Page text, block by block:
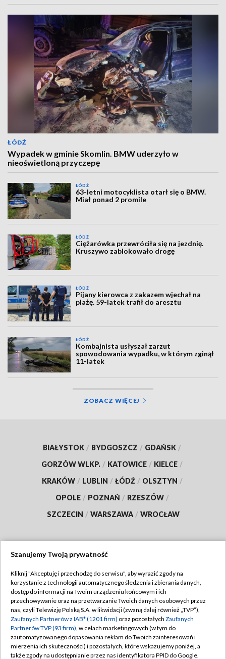
ŁÓDŹ
Wypadek w gminie Skomlin. BMW uderzyło w
nieoświetloną przyczepę
ŁÓDŹ
63-letni motocyklista otarł się o BMW.
Miał ponad 2 promile
ŁÓDŹ
Ciężarówka przewróciła się na jezdnię.
Kruszywo zablokowało drogę
ŁÓDŹ
Pijany kierowca z zakazem wjechał na
plażę. 59-latek trafił do aresztu
ŁÓDŹ
Kombajnista usłyszał zarzut
spowodowania wypadku, w którym zginął
11-latek
ZOBACZ WIĘCEJ
BIAŁYSTOK / BYDGOSZCZ / GDAŃSK /
GORZÓW WLKP. / KATOWICE / KIELCE /
KRAKÓW / LUBLIN / ŁÓDŹ / OLSZTYN /
OPOLE / POZNAŃ / RZESZÓW /
SZCZECIN / WARSZAWA / WROCŁAW
TVP
Abonament TVP
Emisja w TVP
Centrum informacji TVP
Naziemna Telewizja Cyfrowa
Regulamin TVP
Polityka prywatności
Moje zgody
Pomoc
Szanujemy Twoją prywatność
Kliknij "Akceptuję i przechodzę do serwisu", aby wyrazić zgody na
korzystanie z technologii automatycznego śledzenia i zbierania danych,
dostęp do informacji na Twoim urządzeniu końcowym i ich
przechowywanie oraz na przetwarzanie Twoich danych osobowych przez
nas, czyli Telewizję Polską S.A. w likwidacji (zwaną dalej również „TVP”),
Zaufanych Partnerów z IAB* (1201 firm) oraz pozostałych Zaufanych
Partnerów TVP (93 firm), w celach marketingowych (w tym do
zautomatyzowanego dopasowania reklam do Twoich zainteresowań i
mierzenia ich skuteczności) i pozostałych, które wskazujemy poniżej, a
także zgody na udostępnianie przez nas identyfikatora PPID do Google.